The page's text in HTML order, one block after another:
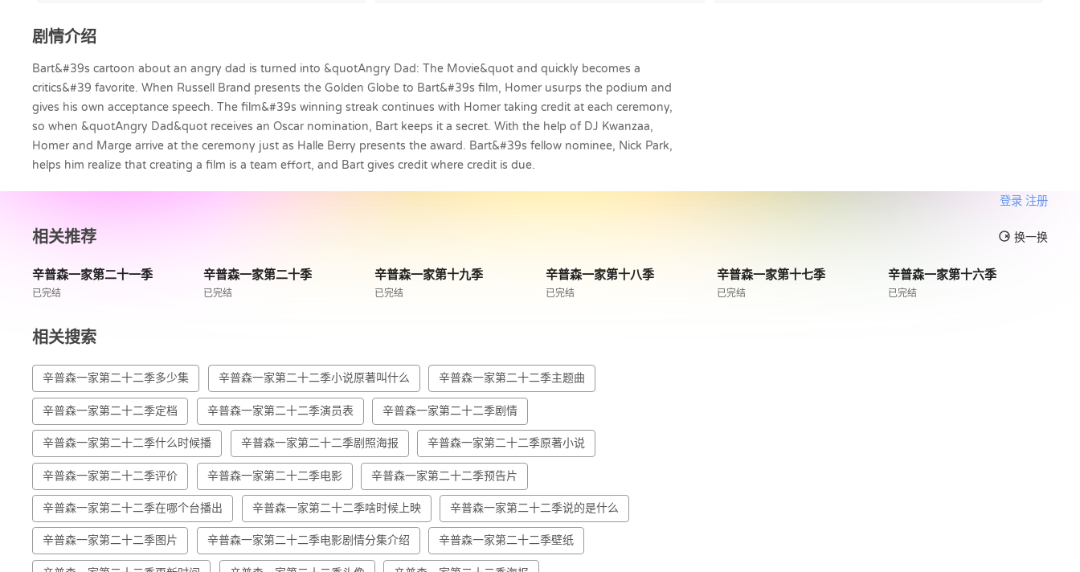
剧情介绍
Bart&#39s cartoon about an angry dad is turned into &quotAngry Dad: The Movie&quot and quickly becomes a
critics&#39 favorite. When Russell Brand presents the Golden Globe to Bart&#39s film, Homer usurps the podium and
gives his own acceptance speech. The film&#39s winning streak continues with Homer taking credit at each ceremony,
so when &quotAngry Dad&quot receives an Oscar nomination, Bart keeps it a secret. With the help of DJ Kwanzaa,
Homer and Marge arrive at the ceremony just as Halle Berry presents the award. Bart&#39s fellow nominee, Nick Park,
helps him realize that creating a film is a team effort, and Bart gives credit where credit is due.
登录 注册
相关推荐 换一换
辛普森一家第二十一季
已完结
辛普森一家第二十季
已完结
辛普森一家第十九季
已完结
辛普森一家第十八季
已完结
辛普森一家第十七季
已完结
辛普森一家第十六季
已完结
相关搜索
辛普森一家第二十二季多少集 辛普森一家第二十二季小说原著叫什么 辛普森一家第二十二季主题曲
辛普森一家第二十二季定档 辛普森一家第二十二季演员表 辛普森一家第二十二季剧情
辛普森一家第二十二季什么时候播 辛普森一家第二十二季剧照海报 辛普森一家第二十二季原著小说
辛普森一家第二十二季评价 辛普森一家第二十二季电影 辛普森一家第二十二季预告片
辛普森一家第二十二季在哪个台播出 辛普森一家第二十二季啥时候上映 辛普森一家第二十二季说的是什么
辛普森一家第二十二季图片 辛普森一家第二十二季电影剧情分集介绍 辛普森一家第二十二季壁纸